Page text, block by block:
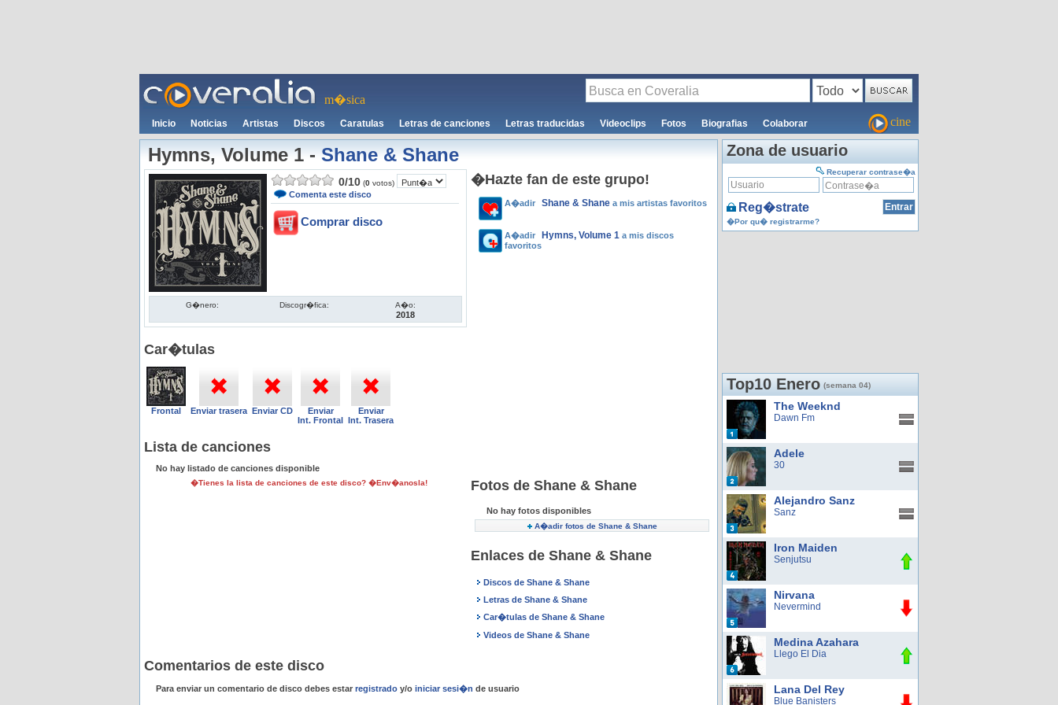
m�sica
Inicio Noticias Artistas Discos Caratulas Letras de canciones Letras traducidas Videoclips Fotos Biografias Colaborar cine
Hymns, Volume 1-Shane & Shane
0/10 (0 votos)
Comenta este disco
Comprar disco
G�nero: Discogr�fica: A�o:
2018
Car�tulas
Frontal Enviar trasera Enviar CD
Enviar
Int. Frontal
Enviar
Int. Trasera
Lista de canciones
No hay listado de canciones disponible
�Tienes la lista de canciones de este disco? �Env�anosla!
�Hazte fan de este grupo!
A�adir Shane & Shane a mis artistas favoritos
A�adir Hymns, Volume 1 a mis discos
favoritos
Fotos de Shane & Shane
No hay fotos disponibles
A�adir fotos de Shane & Shane
Enlaces de Shane & Shane
Discos de Shane & Shane
Letras de Shane & Shane
Car�tulas de Shane & Shane
Videos de Shane & Shane
Comentarios de este disco
Para enviar un comentario de disco debes estar registrado y/o iniciar sesi�n de usuario
Zona de usuario
Recuperar contrase�a
Reg�strate
�Por qu� registrarme?
Top10 Enero (semana 04)
The Weeknd
Dawn Fm
Adele
30
Alejandro Sanz
Sanz
Iron Maiden
Senjutsu
Nirvana
Nevermind
Medina Azahara
Llego El Dia
Lana Del Rey
Blue Banisters